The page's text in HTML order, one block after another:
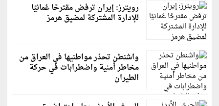
رويترز: إيران ترفض مقترحًا عُمانيًا
للإدارة المشتركة لمضيق هرمز
واشنطن تحذر مواطنيها في العراق من
مخاطر أمنية واضطرابات في حركة
الطيران